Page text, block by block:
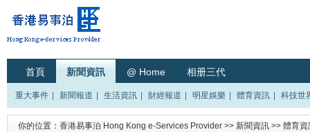
首頁 新聞資訊 @ Home 相册三代
重大事件 新聞報道 生活資訊 財經報道 明星娛樂 體育資訊 科技世
你的位置： 香港易事泊 Hong Kong e-Services Provider >> 新聞資訊 >> 體育資